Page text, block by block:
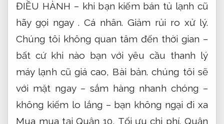
ĐIỀU HÀNH – khi bạn kiếm bán tủ lạnh cũ
hãy gọi ngay . Cá nhân. Giảm rủi ro xử lý.
Chúng tôi không quan tâm đến thời gian –
bất cứ khi nào bạn với yêu cầu thanh lý
máy lạnh cũ giá cao, Bài bản. chúng tôi sẽ
với mặt ngay – sắm hàng nhanh chóng –
không kiếm lo lắng – bạn không ngại đi xa
Mua mua tại Quận 10, Tối ưu chi phí. Quận